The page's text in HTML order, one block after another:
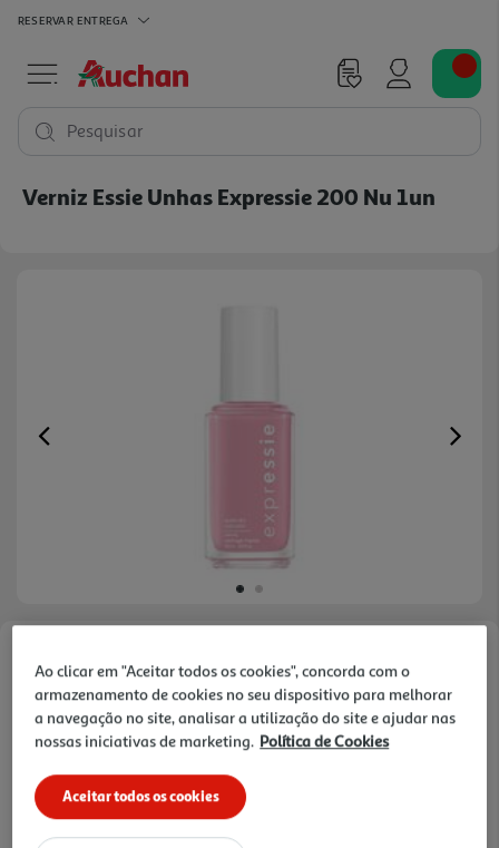
RESERVAR ENTREGA
Pesquisar
Verniz Essie Unhas Expressie 200 Nu 1un
Previous
10.99 €/un
10,99 €
Ao clicar em "Aceitar todos os cookies", concorda com o
armazenamento de cookies no seu dispositivo para melhorar
a navegação no site, analisar a utilização do site e ajudar nas
nossas iniciativas de marketing. Política de Cookies
Aceitar todos os cookies